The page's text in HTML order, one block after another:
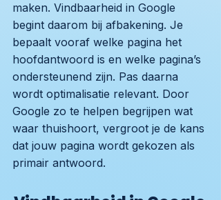
maken. Vindbaarheid in Google
begint daarom bij afbakening. Je
bepaalt vooraf welke pagina het
hoofdantwoord is en welke pagina’s
ondersteunend zijn. Pas daarna
wordt optimalisatie relevant. Door
Google zo te helpen begrijpen wat
waar thuishoort, vergroot je de kans
dat jouw pagina wordt gekozen als
primair antwoord.